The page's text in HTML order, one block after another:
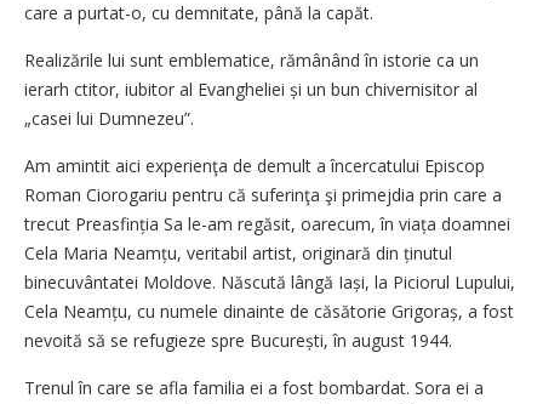
care a purtat-o, cu demnitate, până la capăt.
Realizările lui sunt emblematice, rămânând în istorie ca un
ierarh ctitor, iubitor al Evangheliei și un bun chivernisitor al
„casei lui Dumnezeu”.
Am amintit aici experienţa de demult a încercatului Episcop
Roman Ciorogariu pentru că suferinţa şi primejdia prin care a
trecut Preasfinția Sa le-am regă­sit, oarecum, în viața doamnei
Cela Maria Neamțu, veritabil artist, originară din ținutul
binecuvântatei Moldove. Născută lângă Iași, la Piciorul Lupului,
Cela Neamțu, cu numele dinainte de căsătorie Grigoraș, a fost
nevoită să se refugieze spre București, în august 1944.
Trenul în care se afla familia ei a fost bombardat. Sora ei a